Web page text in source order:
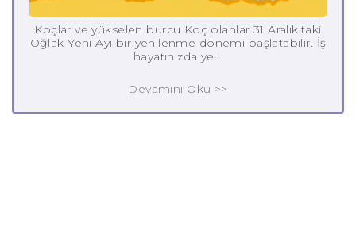
Koçlar ve yükselen burcu Koç olanlar 31 Aralık'taki
Oğlak Yeni Ayı bir yenilenme dönemi başlatabilir. İş
hayatınızda ye...
Devamını Oku >>